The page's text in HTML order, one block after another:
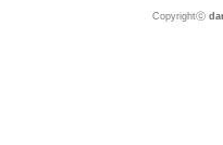
Copyrightⓒ